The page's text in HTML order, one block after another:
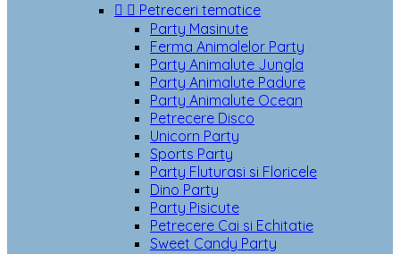
  Petreceri tematice
Party Masinute
Ferma Animalelor Party
Party Animalute Jungla
Party Animalute Padure
Party Animalute Ocean
Petrecere Disco
Unicorn Party
Sports Party
Party Fluturasi si Floricele
Dino Party
Party Pisicute
Petrecere Cai si Echitatie
Sweet Candy Party